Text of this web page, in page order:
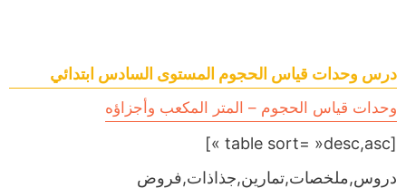
درس وحدات قياس الحجوم المستوى السادس ابتدائي
وحدات قياس الحجوم – المتر المكعب وأجزاؤه
[table sort= »desc,asc »]
دروس,ملخصات,تمارين,جذاذات,فروض